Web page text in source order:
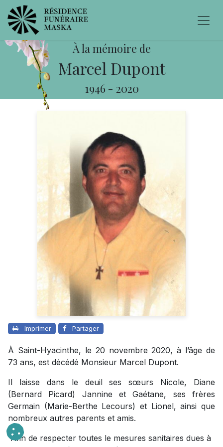
À la mémoire de
Marcel Dupont
1946 - 2020
Imprimer Partager
À Saint-Hyacinthe, le 20 novembre 2020, à l’âge de
73 ans, est décédé Monsieur Marcel Dupont.
Il laisse dans le deuil ses sœurs Nicole, Diane
(Bernard Picard) Jannine et Gaétane, ses frères
Germain (Marie-Berthe Lecours) et Lionel, ainsi que
nombreux autres parents et amis.
Afin de respecter toutes le mesures sanitaires dues à